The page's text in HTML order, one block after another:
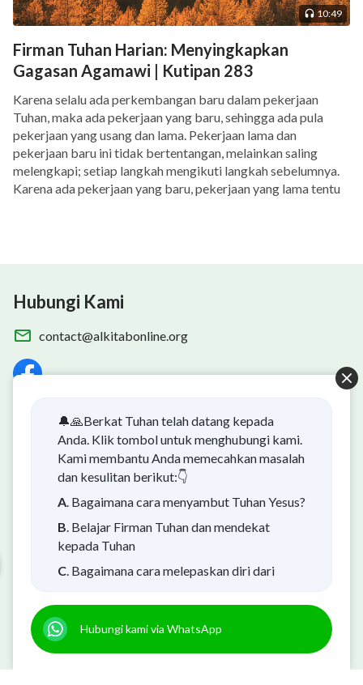
10:49
Firman Tuhan Harian: Menyingkapkan
Gagasan Agamawi | Kutipan 283
Karena selalu ada perkembangan baru dalam pekerjaan
Tuhan, maka ada pekerjaan yang baru, sehingga ada pula
pekerjaan yang usang dan lama. Pekerjaan lama dan
pekerjaan baru ini tidak bertentangan, melainkan saling
melengkapi; setiap langkah mengikuti langkah sebelumnya.
Karena ada pekerjaan yang baru, pekerjaan yang lama tentu
Hubungi Kami
contact@alkitabonline.org
Alkitab Mudah App
Kabar Baik: Misteri Tentang Kedatangan
Tuhan Kembali Telah Terungkap
kembali dan dengan sukacita menyambut kedatangan Tuhan
kembali? Konten berikut akan membantu Anda. Silakan klik
untuk membaca dan menonton!
🔔🙏Berkat Tuhan telah datang kepada
Anda. Klik tombol untuk menghubungi kami.
Kami membantu Anda memecahkan masalah
dan kesulitan berikut:👇
A. Bagaimana cara menyambut Tuhan Yesus?
B. Belajar Firman Tuhan dan mendekat
kepada Tuhan
C. Bagaimana cara melepaskan diri dari
D
Hubungi kami via WhatsApp